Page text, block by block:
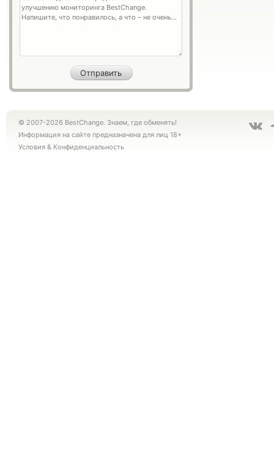
© 2007-2026 BestChange. Знаем, где обменять!
Информация на сайте предназначена для лиц 18+
Условия & Конфиденциальность